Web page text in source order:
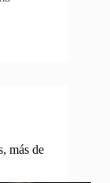
más de